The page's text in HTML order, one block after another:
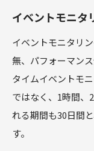
イベントモニタ
イベントモニタリ
無、パフォーマン
タイムイベントモ
ではなく、1時間、
れる期間も30日間
す。